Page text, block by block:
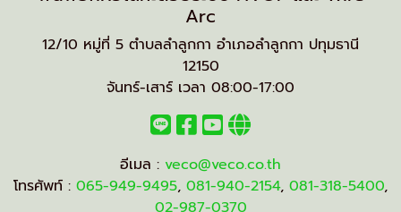
Arc
12/10 หมู่ที่ 5 ตำบลลำลูกกา อำเภอลำลูกกา ปทุมธานี
12150
จันทร์-เสาร์ เวลา 08:00-17:00
อีเมล : veco@veco.co.th
โทรศัพท์ : 065-949-9495, 081-940-2154, 081-318-5400,